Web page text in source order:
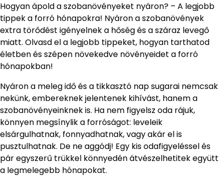
Hogyan ápold a szobanövényeket nyáron? – A legjobb
tippek a forró hónapokra! Nyáron a szobanövények
extra törődést igényelnek a hőség és a száraz levegő
miatt. Olvasd el a legjobb tippeket, hogyan tarthatod
életben és szépen növekedve növényeidet a forró
hónapokban!
Nyáron a meleg idő és a tikkasztó nap sugarai nemcsak
nekünk, embereknek jelentenek kihívást, hanem a
szobanövényeinknek is. Ha nem figyelsz oda rájuk,
könnyen megsínylik a forróságot: leveleik
elsárgulhatnak, fonnyadhatnak, vagy akár el is
pusztulhatnak. De ne aggódj! Egy kis odafigyeléssel és
pár egyszerű trükkel könnyedén átvészelhetitek együtt
a legmelegebb hónapokat.